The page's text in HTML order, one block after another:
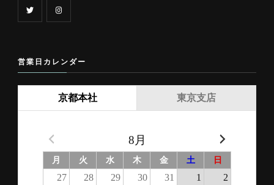
営業日カレンダー
京都本社
8月
月 火 水 木 金 土 日
27 28 29 30 31 1 2
東京支店